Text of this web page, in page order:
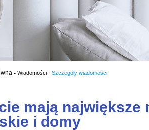
- Wiadomości - Szczegóły wiadomości
mają największe
i domy